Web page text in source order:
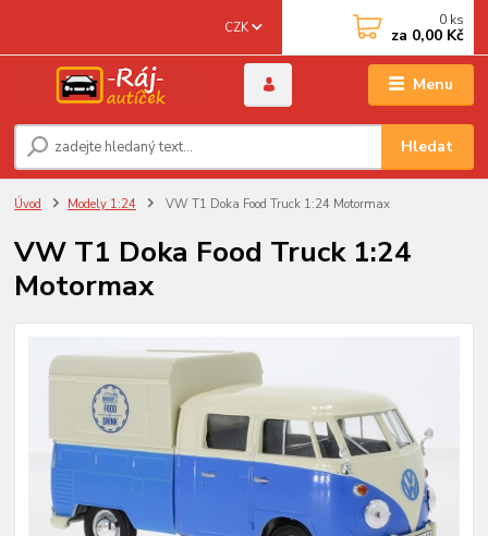
Menu
CZK
Hledat
0 ks
za 0,00 Kč
Úvod Modely 1:24 VW T1 Doka Food Truck 1:24 Motormax
VW T1 Doka Food Truck 1:24
Motormax